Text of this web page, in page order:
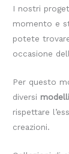
I nostri
momento e
potete
occasione
Per questo
diversi
rispettare
creazioni.